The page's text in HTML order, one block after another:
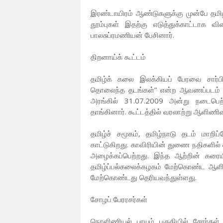
இரண்டாயிரம் ஆண்டுகளுக்கு முன்பே
தூம்புகள் இதற்கு எடுத்துக்காட்டாக
பாலசுப்ரமணியன் பேசினார்.
திறனாய்க் கூட்டம்
தமிழ்க் கலை இலக்கியப் பேரவை
தொலைந்த தடங்கள்” என்ற ஆவணப்படம்
அரங்கில் 31.07.2009 அன்று
தாங்கினார். கூட்டத்தில் வரலாற்று
தமிழ்ச் சமூகம், தமிழ்நாடு தடம்
காட்டுகிறது. காவிரியின் துணை
அழைக்கப்பெற்றது. இந்த ஆற்றின்
தமிழ்ப்பல்கலைக்கழகம் மேற்கொண்ட
மேற்கொண்டது தெரியவந்துள்ளது.
சோழப் பேரரசர்கள்
நொளிணியல் பாயும் பகுதியில்